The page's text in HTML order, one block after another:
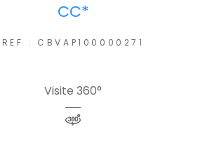
CC*
REF : CBVAP100000271
Visite 360°